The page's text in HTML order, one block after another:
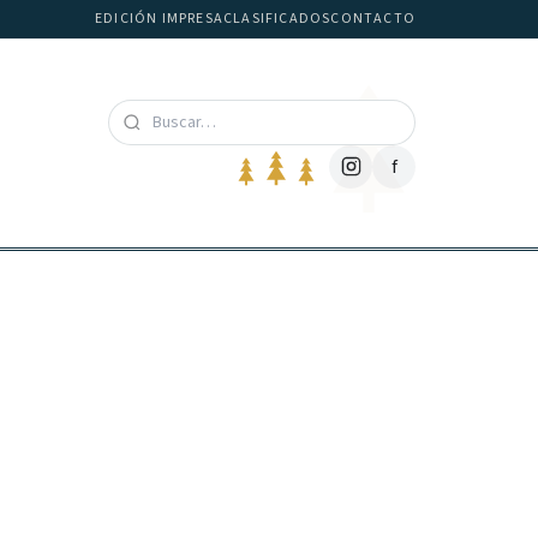
EDICIÓN IMPRESACLASIFICADOSCONTACTO
f